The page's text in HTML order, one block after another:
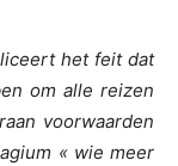
het feit dat
om alle reizen
voorwaarden
« wie meer